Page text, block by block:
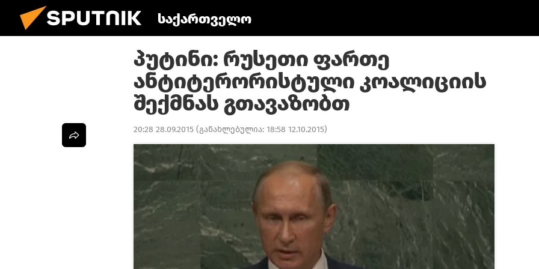
საქართველო
პუტინი: რუსეთი ფართე
ანტიტერორისტული კოალიციის
შექმნას გთავაზობთ
20:28 28.09.2015 (განახლებულია: 18:58 12.10.2015)